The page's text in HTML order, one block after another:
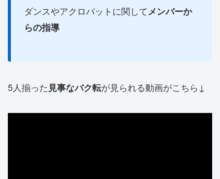
ダンスやアクロバットに関してメンバーか
らの指導
5人揃った見事なバク転が見られる動画がこちら↓